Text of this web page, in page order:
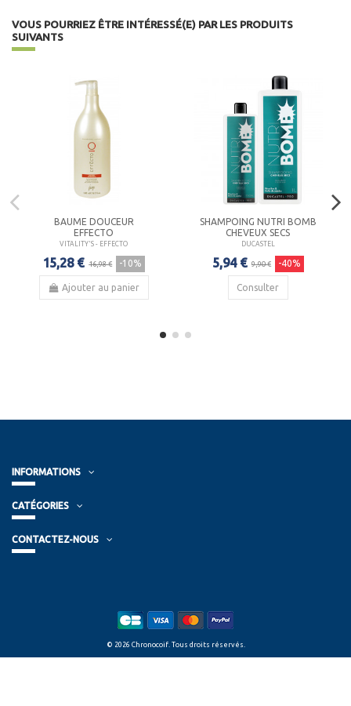
VOUS POURRIEZ ÊTRE INTÉRESSÉ(E) PAR LES PRODUITS
SUIVANTS
BAUME DOUCEUR
EFFECTO
VITALITY'S - EFFECTO
15,28 € 16,98 € -10%
Ajouter au panier
SHAMPOING NUTRI BOMB
CHEVEUX SECS
DUCASTEL
5,94 € 9,90 € -40%
Consulter
INFORMATIONS
CATÉGORIES
CONTACTEZ-NOUS
© 2026 Chronocoif. Tous droits réservés.